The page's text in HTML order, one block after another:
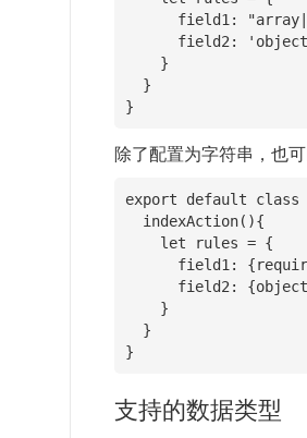
}
除了配置为字符串，也
export default class
}
支持的数据类型